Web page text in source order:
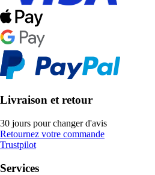
Livraison et retour
30 jours pour changer d'avis
Retournez votre commande
Trustpilot
Services